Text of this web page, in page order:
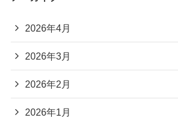
2026年4月
2026年3月
2026年2月
2026年1月